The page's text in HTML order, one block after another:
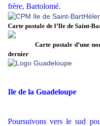
frère, Bartolomé.
Carte postale de l’Ile de Saint-
Carte postale d’une noce
dernier
Ile de la Guadeloupe
Poursuivons vers le sud